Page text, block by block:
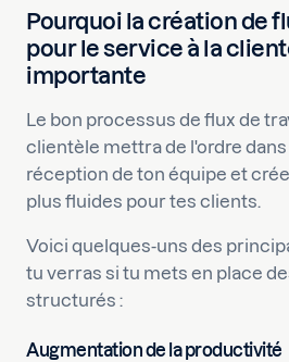
Pourquoi la création de
pour le service à la
importante
Le bon processus de flux de
clientèle mettra de l'ordre dans
réception de ton équipe et
plus fluides pour tes clients.
Voici quelques-uns des
tu verras si tu mets en place
structurés :
Augmentation de la productivité